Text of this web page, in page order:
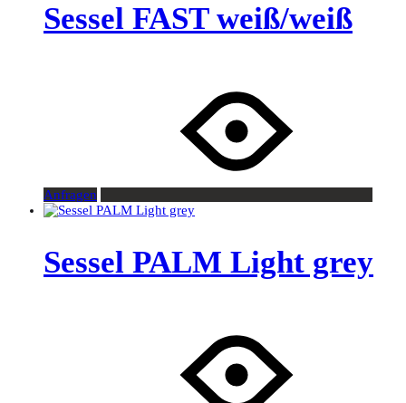
Sessel FAST weiß/weiß
Anfragen
Sessel PALM Light grey